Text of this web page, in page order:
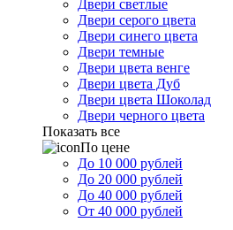
Двери светлые
Двери серого цвета
Двери синего цвета
Двери темные
Двери цвета венге
Двери цвета Дуб
Двери цвета Шоколад
Двери черного цвета
Показать все
По цене
До 10 000 рублей
До 20 000 рублей
До 40 000 рублей
От 40 000 рублей